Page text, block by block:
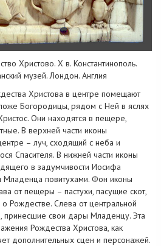
Христово. X в. Константинополь.
музей. Лондон. Англия
Христова в центре помещают
Богородицы, рядом с Ней в яслях
Они находятся в пещере,
В верхней части иконы
– луч, сходящий с неба и
Спасителя. В нижней части иконы
в задумчивости Иосифа
Младенца повитухами. Фон иконы
от пещеры – пастухи, пасущие скот,
Рождестве. Слева от центральной
принесшие свои дары Младенцу. Эта
Рождества Христова, как
дополнительных сцен и персонажей.